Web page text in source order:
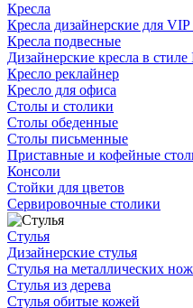
Кресла
Кресла дизайнерские для
Кресла подвесные
Дизайнерские кресла в
Кресло реклайнер
Кресло для офиса
Столы и столики
Столы обеденные
Столы письменные
Приставные и кофейные
Консоли
Стойки для цветов
Сервировочные столики
Стулья
Дизайнерские стулья
Стулья на металлических
Стулья из дерева
Стулья обитые кожей